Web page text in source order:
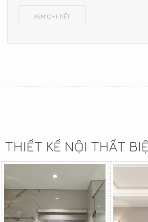
XEM CHI TIẾT
THIẾT KẾ NỘI THẤT